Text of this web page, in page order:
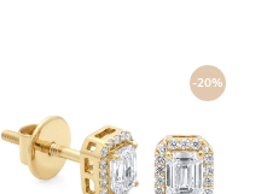
-20%